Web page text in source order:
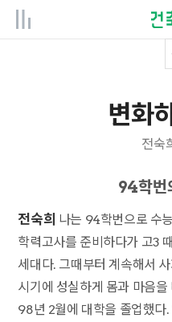
변화
전숙
94학번
전숙희 나는 94학번으로 수
학력고사를 준비하다가 고3
세대다. 그때부터 계속해서
시기에 성실하게 몸과 마음
98년 2월에 대학을 졸업했